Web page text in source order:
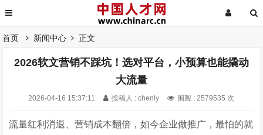
首页 新闻中心 正文
2026软文营销不踩坑！选对平台，小预算也能撬动
大流量
2026-04-16 15:37:11 投稿人 : chenly 围观 : 2579535 次
流量红利消退、营销成本翻倍，如今企业做推广，最怕的就